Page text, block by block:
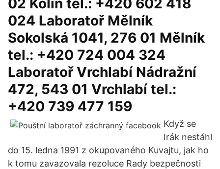
02 Kolín tel.: +420 602 418
024 Laboratoř Mělník
Sokolská 1041, 276 01 Mělník
tel.: +420 724 004 324
Laboratoř Vrchlabí Nádražní
472, 543 01 Vrchlabí tel.:
+420 739 477 159
Když se
Irák nestáhl
do 15. ledna 1991 z okupovaného Kuvajtu, jak ho
k tomu zavazovala rezoluce Rady bezpečnosti